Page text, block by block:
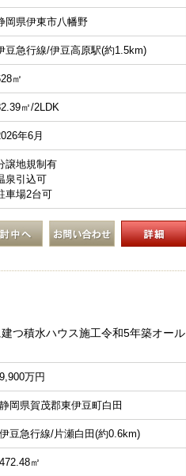
岡県伊東市八幡野
豆急行線/伊豆高原駅(約1.5km)
㎡
㎡/2LDK
年6月
譲地規制有
泉引込可
車場2台可
つ積水ハウス施工令和5年築オール
9,900万円
静岡県賀茂郡東伊豆町白田
伊豆急行線/片瀬白田(約0.6km)
472.48㎡